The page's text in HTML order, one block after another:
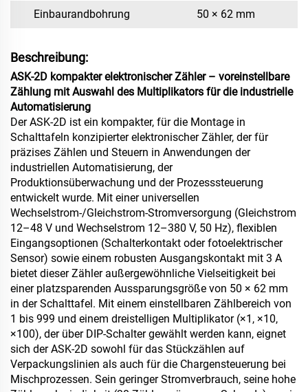
Einbaurandbohrung 50 × 62 mm
Beschreibung:
ASK-2D kompakter elektronischer Zähler – voreinstellbare
Zählung mit Auswahl des Multiplikators für die industrielle
Automatisierung
Der ASK-2D ist ein kompakter, für die Montage in
Schalttafeln konzipierter elektronischer Zähler, der für
präzises Zählen und Steuern in Anwendungen der
industriellen Automatisierung, der
Produktionsüberwachung und der Prozesssteuerung
entwickelt wurde. Mit einer universellen
Wechselstrom-/Gleichstrom-Stromversorgung (Gleichstrom
12–48 V und Wechselstrom 12–380 V, 50 Hz), flexiblen
Eingangsoptionen (Schalterkontakt oder fotoelektrischer
Sensor) sowie einem robusten Ausgangskontakt mit 3 A
bietet dieser Zähler außergewöhnliche Vielseitigkeit bei
einer platzsparenden Aussparungsgröße von 50 × 62 mm
in der Schalttafel. Mit einem einstellbaren Zählbereich von
1 bis 999 und einem dreistelligen Multiplikator (×1, ×10,
×100), der über DIP-Schalter gewählt werden kann, eignet
sich der ASK-2D sowohl für das Stückzählen auf
Verpackungslinien als auch für die Chargensteuerung bei
Mischprozessen. Sein geringer Stromverbrauch, seine hohe